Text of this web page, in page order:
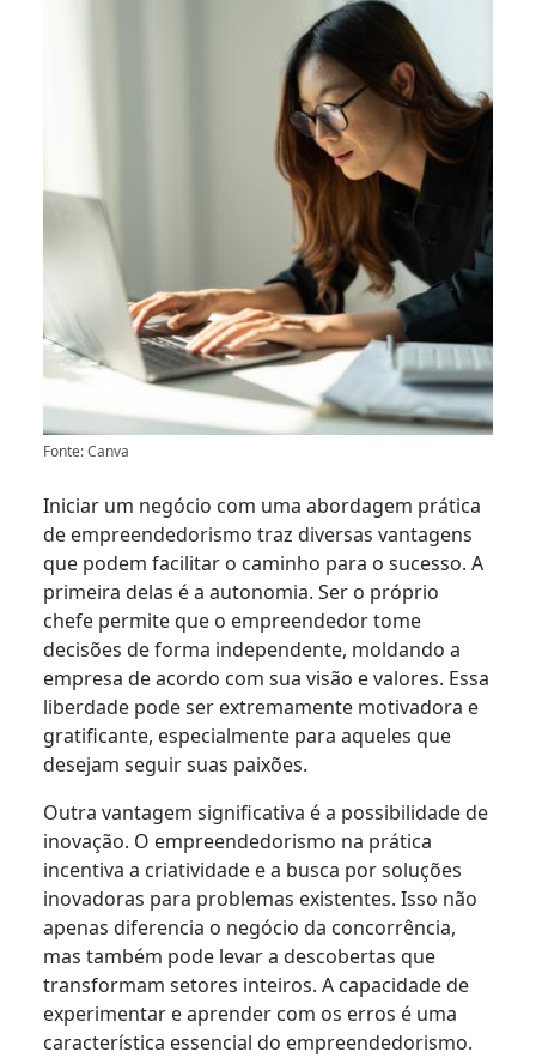
Fonte: Canva
Iniciar um negócio com uma abordagem prática
de empreendedorismo traz diversas vantagens
que podem facilitar o caminho para o sucesso. A
primeira delas é a autonomia. Ser o próprio
chefe permite que o empreendedor tome
decisões de forma independente, moldando a
empresa de acordo com sua visão e valores. Essa
liberdade pode ser extremamente motivadora e
gratificante, especialmente para aqueles que
desejam seguir suas paixões.
Outra vantagem significativa é a possibilidade de
inovação. O empreendedorismo na prática
incentiva a criatividade e a busca por soluções
inovadoras para problemas existentes. Isso não
apenas diferencia o negócio da concorrência,
mas também pode levar a descobertas que
transformam setores inteiros. A capacidade de
experimentar e aprender com os erros é uma
característica essencial do empreendedorismo.